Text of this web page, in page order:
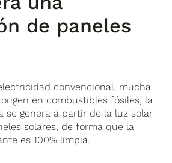
de paneles
convencional, mucha
en combustibles fósiles, la
se genera a partir de la luz solar
solares, de forma que la
es 100% limpia.